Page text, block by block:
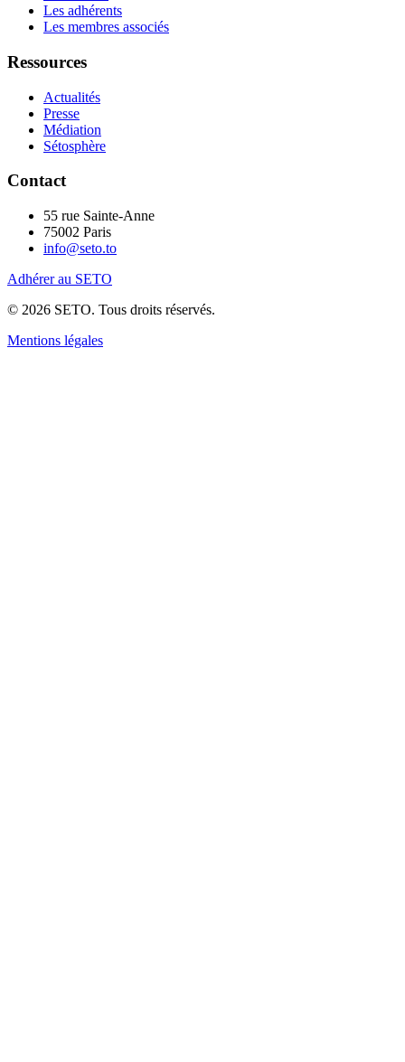
Les adhérents
Les membres associés
Ressources
Actualités
Presse
Médiation
Sétosphère
Contact
55 rue Sainte-Anne
75002 Paris
info@seto.to
Adhérer au SETO
© 2026 SETO. Tous droits réservés.
Mentions légales